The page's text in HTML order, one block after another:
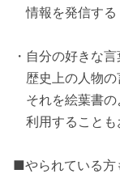
情報を発信する
・自分の好きな
歴史上の人物の
それを絵葉書の
利用することも
■やられている方